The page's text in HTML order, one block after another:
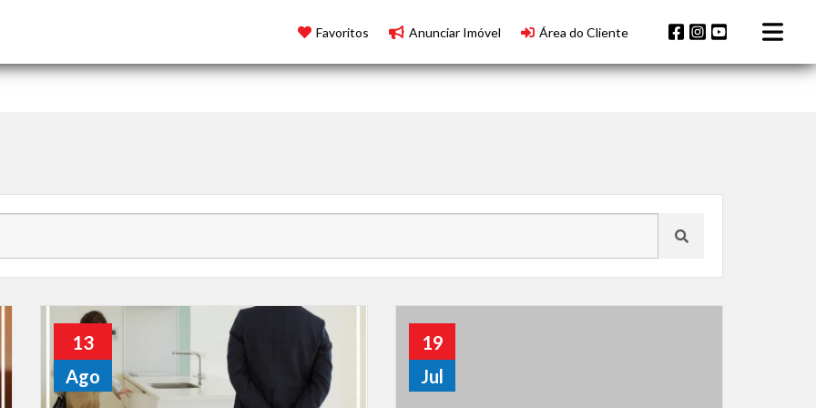
Favoritos Anunciar Imóvel Área do Cliente
13
Ago
19
Jul